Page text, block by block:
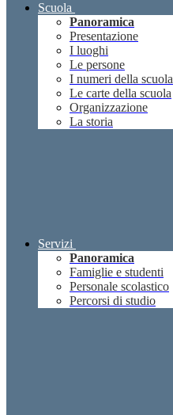
Scuola
Panoramica
Presentazione
I luoghi
Le persone
I numeri della scuola
Le carte della scuola
Organizzazione
La storia
Servizi
Panoramica
Famiglie e studenti
Personale scolastico
Percorsi di studio